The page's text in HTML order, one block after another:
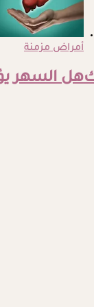
أمراض مزمنة
هل السهر